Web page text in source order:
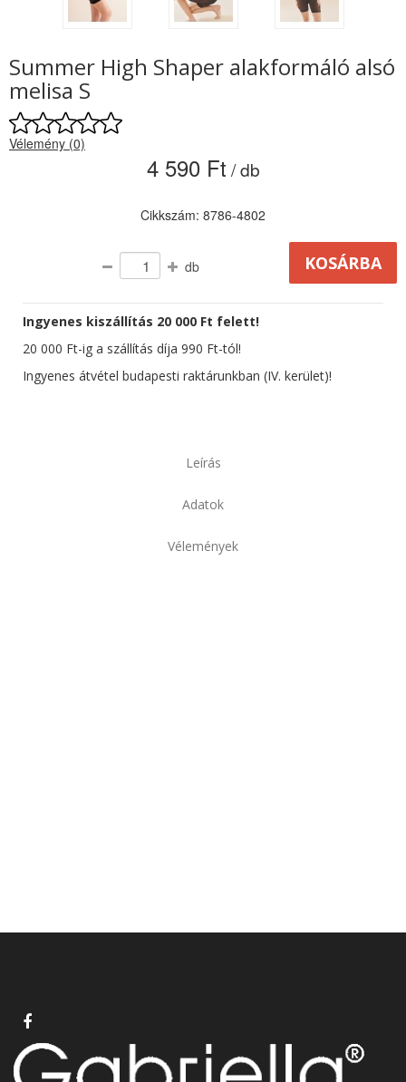
Summer High Shaper alakformáló alsó
melisa S
Vélemény (0)
4 590 Ft / db
Cikkszám: 8786-4802
db
Ingyenes kiszállítás 20 000 Ft felett!
20 000 Ft-ig a szállítás díja 990 Ft-tól!
Ingyenes átvétel budapesti raktárunkban (IV. kerület)!
Leírás
Adatok
Vélemények